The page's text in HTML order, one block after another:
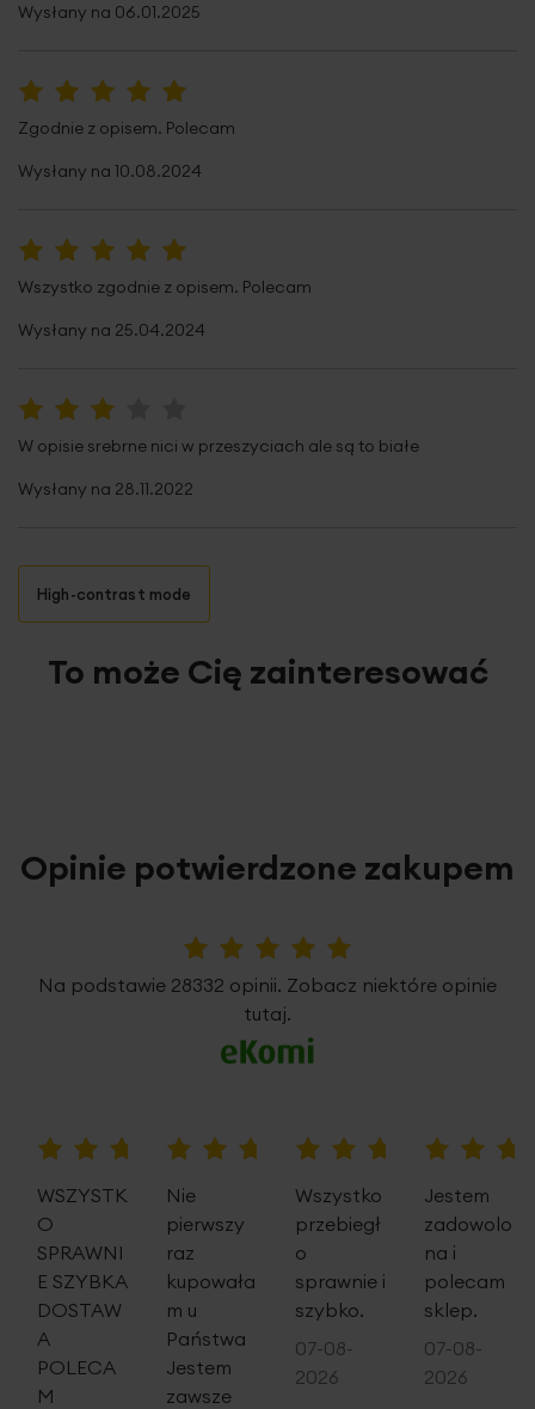
Wysłany na 06.01.2025
Zgodnie z opisem. Polecam
Wysłany na 10.08.2024
Wszystko zgodnie z opisem. Polecam
Wysłany na 25.04.2024
W opisie srebrne nici w przeszyciach ale są to białe
Wysłany na 28.11.2022
High-contrast mode
To może Cię zainteresować
Opinie potwierdzone zakupem
Na podstawie 28332 opinii. Zobacz niektóre opinie
tutaj.
WSZYSTK
O
SPRAWNI
E SZYBKA
DOSTAW
A
POLECA
M
Nie
pierwszy
raz
kupowała
m u
Państwa
Jestem
zawsze
Wszystko
przebiegł
o
sprawnie i
szybko.
07-08-
2026
Jestem
zadowolo
na i
polecam
sklep.
07-08-
2026